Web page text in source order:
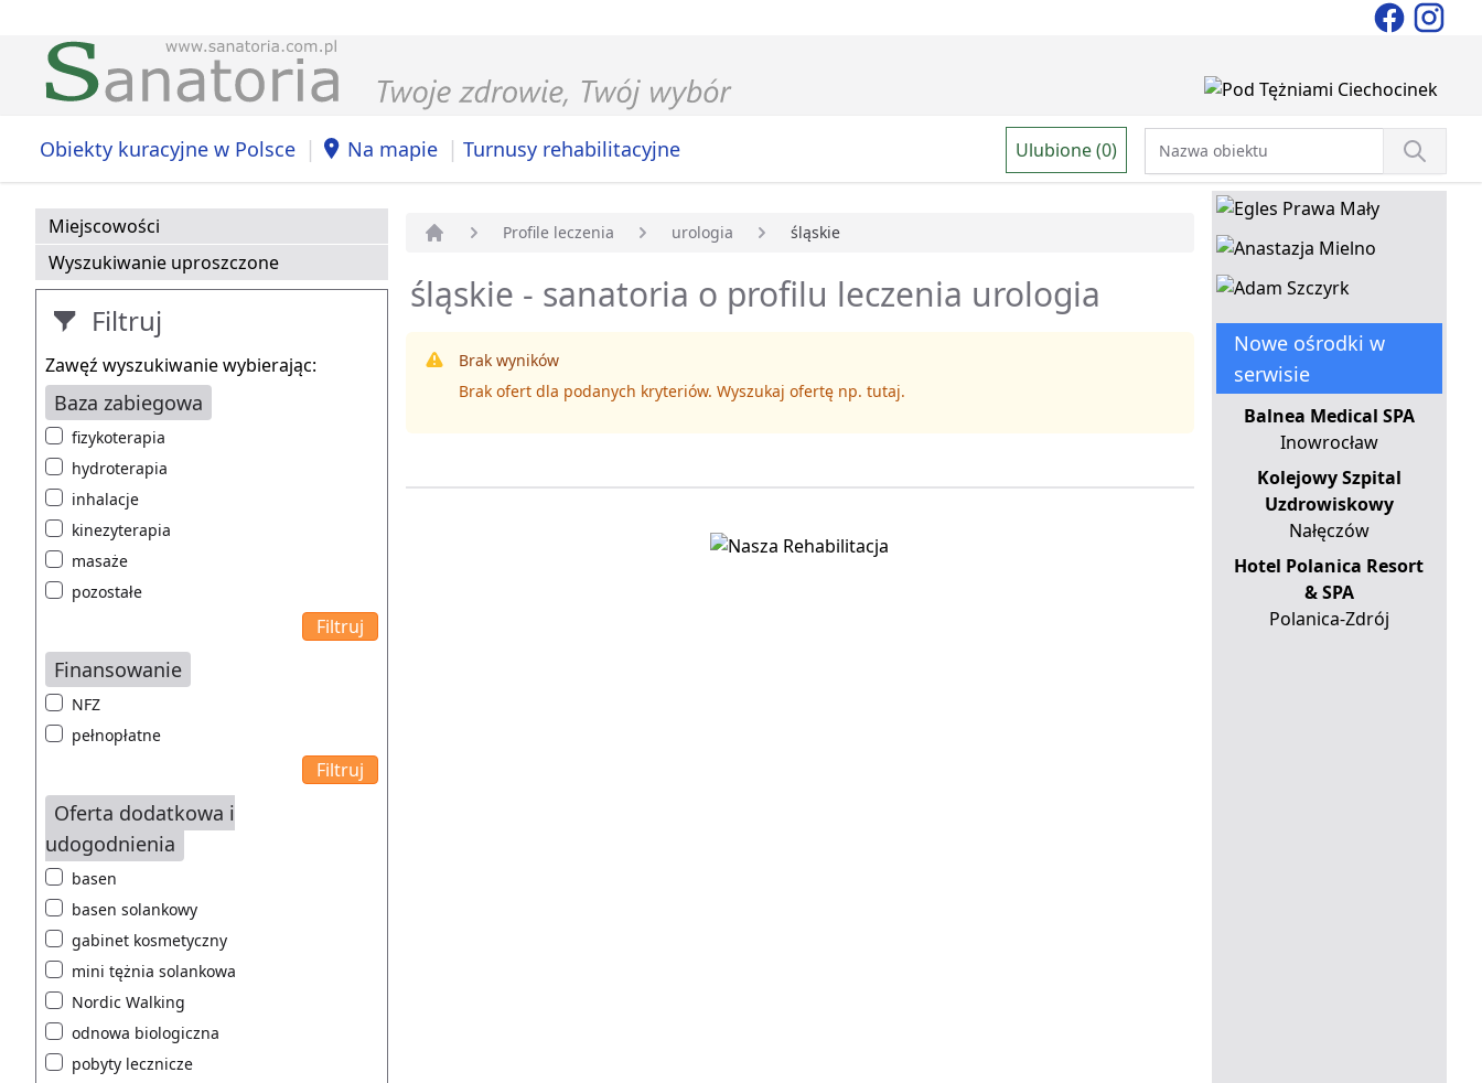
Obiekty kuracyjne w Polsce | Na mapie | Turnusy rehabilitacyjne Ulubione (0)
Miejscowości
Wyszukiwanie uproszczone
Filtruj
Zawęź wyszukiwanie wybierając:
Baza zabiegowa
fizykoterapia
hydroterapia
inhalacje
kinezyterapia
masaże
pozostałe
Finansowanie
NFZ
pełnopłatne
Oferta dodatkowa i
udogodnienia
basen
basen solankowy
gabinet kosmetyczny
mini tężnia solankowa
Nordic Walking
odnowa biologiczna
pobyty lecznicze
Profile leczenia urologia śląskie
śląskie - sanatoria o profilu leczenia urologia
Brak wyników
Brak ofert dla podanych kryteriów. Wyszukaj ofertę np. tutaj.
Nowe ośrodki w
serwisie
Balnea Medical SPA
Inowrocław
Kolejowy Szpital
Uzdrowiskowy
Nałęczów
Hotel Polanica Resort
& SPA
Polanica-Zdrój